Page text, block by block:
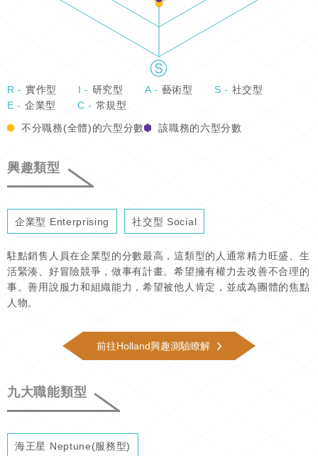
R - 實作型 I - 研究型 A - 藝術型 S - 社交型
E - 企業型 C - 常規型
不分職務(全體)的六型分數
該職務的六型分數
興趣類型
企業型 Enterprising 社交型 Social
駐點銷售人員在企業型的分數最高，這類型的人通常精力旺盛、生
活緊湊、好冒險競爭，做事有計畫。希望擁有權力去改善不合理的
事。善用說服力和組織能力，希望被他人肯定，並成為團體的焦點
人物。
前往Holland興趣測驗瞭解
九大職能類型
海王星 Neptune(服務型)